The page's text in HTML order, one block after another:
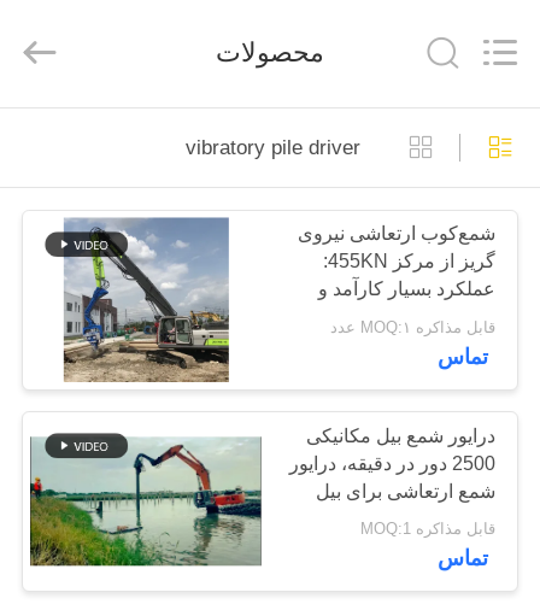
صفحه
اصلی
محصولات
نمایش
واقعیت
مجازی
درباره
تور
Machinery
Co.,
محصولات
vibratory pile driver
شمع‌کوب ارتعاشی نیروی
گریز از مرکز 455KN:
عملکرد بسیار کارآمد و
قدرتمند
قابل مذاکره MOQ:۱ عدد
تماس
درایور شمع بیل مکانیکی
2500 دور در دقیقه، درایور
شمع ارتعاشی برای بیل
مکانیکی
قابل مذاکره MOQ:1
تماس